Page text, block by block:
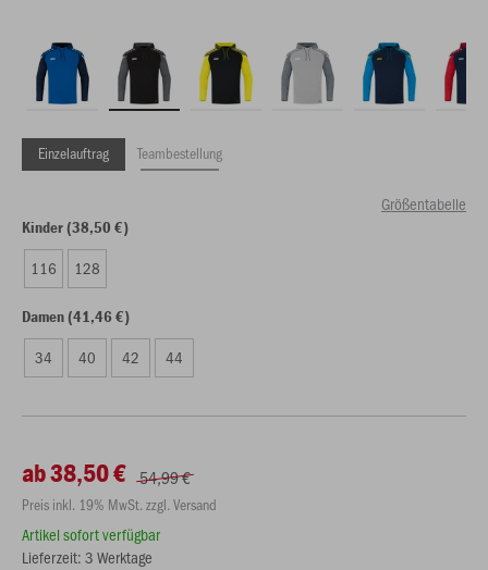
Einzelauftrag Teambestellung
Größentabelle
Kinder (38,50 €)
116 128
Damen (41,46 €)
34 40 42 44
ab 38,50 € 54,99 €
Preis inkl. 19% MwSt. zzgl. Versand
Artikel sofort verfügbar
Lieferzeit: 3 Werktage